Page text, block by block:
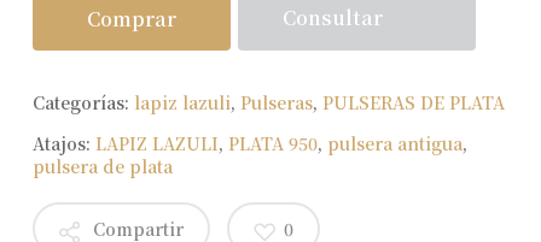
Comprar Consultar
Categorías: lapiz lazuli, Pulseras, PULSERAS DE PLATA
Atajos: LAPIZ LAZULI, PLATA 950, pulsera antigua,
pulsera de plata
Compartir 0